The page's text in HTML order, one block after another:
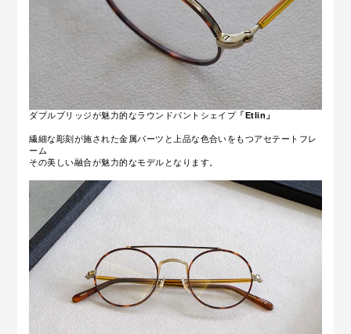
ダブルブリッジが魅力的なラウンドパントシェイプ「Etlin」
繊細な彫刻が施された金属パーツと上品な色合いをもつアセテートフレ
ーム
その美しい融合が魅力的なモデルとなります。